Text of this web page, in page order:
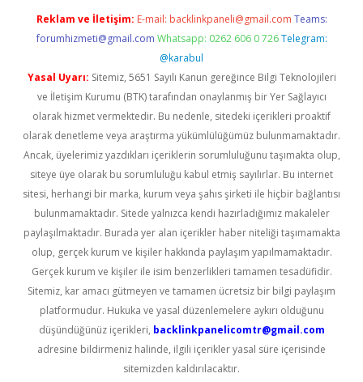
Reklam ve İletişim: E-mail: backlinkpaneli@gmail.com Teams:
forumhizmeti@gmail.com Whatsapp: 0262 606 0 726 Telegram:
@karabul
Yasal Uyarı: Sitemiz, 5651 Sayılı Kanun gereğince Bilgi Teknolojileri
ve İletişim Kurumu (BTK) tarafından onaylanmış bir Yer Sağlayıcı
olarak hizmet vermektedir. Bu nedenle, sitedeki içerikleri proaktif
olarak denetleme veya araştırma yükümlülüğümüz bulunmamaktadır.
Ancak, üyelerimiz yazdıkları içeriklerin sorumluluğunu taşımakta olup,
siteye üye olarak bu sorumluluğu kabul etmiş sayılırlar. Bu internet
sitesi, herhangi bir marka, kurum veya şahıs şirketi ile hiçbir bağlantısı
bulunmamaktadır. Sitede yalnızca kendi hazırladığımız makaleler
paylaşılmaktadır. Burada yer alan içerikler haber niteliği taşımamakta
olup, gerçek kurum ve kişiler hakkında paylaşım yapılmamaktadır.
Gerçek kurum ve kişiler ile isim benzerlikleri tamamen tesadüfidir.
Sitemiz, kar amacı gütmeyen ve tamamen ücretsiz bir bilgi paylaşım
platformudur. Hukuka ve yasal düzenlemelere aykırı olduğunu
düşündüğünüz içerikleri, backlinkpanelicomtr@gmail.com
adresine bildirmeniz halinde, ilgili içerikler yasal süre içerisinde
sitemizden kaldırılacaktır.